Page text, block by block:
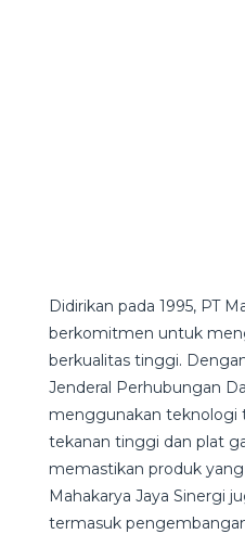
Didirikan pada 1995, PT
berkomitmen untuk
berkualitas tinggi.
Jenderal Perhubungan
menggunakan teknologi
tekanan tinggi dan plat
memastikan produk
Mahakarya Jaya Sinergi
termasuk